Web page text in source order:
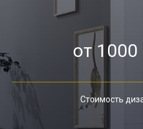
от 1000
Стоимость